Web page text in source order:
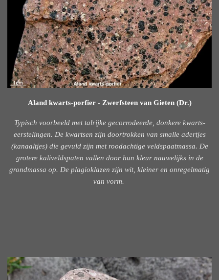
Aland kwarts-porfier - Zwerfsteen van Gieten (Dr.)
Typisch voorbeeld met talrijke gecorrodeerde, donkere kwarts-
eerstelingen. De kwartsen zijn doortrokken van smalle adertjes
(kanaaltjes) die gevuld zijn met roodachtige veldspaatmassa. De
grotere kaliveldspaten vallen door hun kleur nauwelijks in de
grondmassa op. De plagioklazen zijn wit, kleiner en onregelmatig
van vorm.